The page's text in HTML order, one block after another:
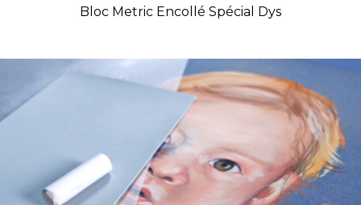
Bloc Metric Encollé Spécial Dys